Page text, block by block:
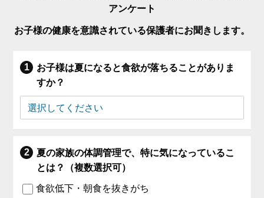
アンケート
お子様の健康を意識されている保護者にお聞きします。
お子様は夏になると食欲が落ちることがありま
すか？
夏の家族の体調管理で、特に気になっているこ
とは？（複数選択可）
食欲低下・朝食を抜きがち